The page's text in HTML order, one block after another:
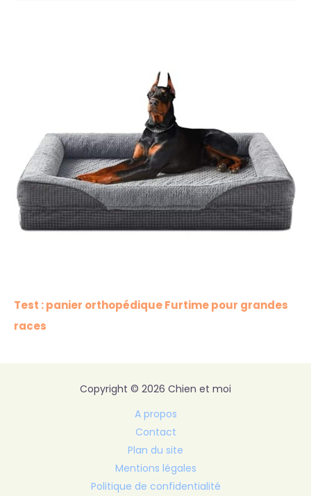
Test : panier orthopédique Furtime pour grandes
races
Copyright © 2026 Chien et moi
A propos
Contact
Plan du site
Mentions légales
Politique de confidentialité